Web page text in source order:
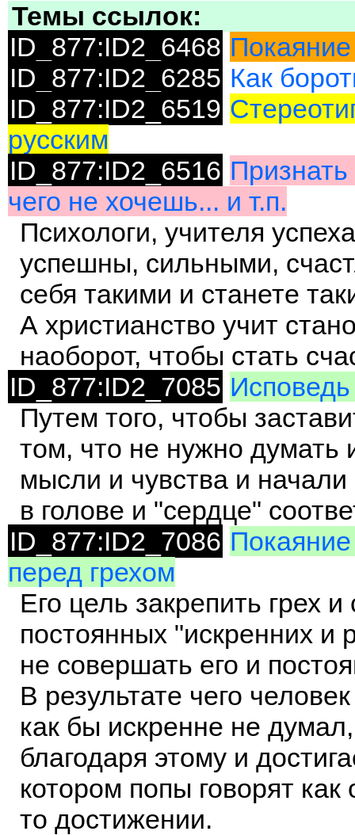
Темы ссылок:
ID_877:ID2_6468 Покаяние
ID_877:ID2_6285 Как
ID_877:ID2_6519
русским
ID_877:ID2_6516 Признать
чего не хочешь... и т.п.
Психологи, учителя
успешны, сильными,
себя такими и станете
А христианство учит
наоборот, чтобы стать
ID_877:ID2_7085 Исповедь
Путем того, чтобы
том, что не нужно думать
мысли и чувства и
в голове и "сердце"
ID_877:ID2_7086
перед грехом
Его цель закрепить грех
постоянных "искренних
не совершать его и
В результате чего
как бы искренне не
благодаря этому и
котором попы говорят
то достижении.